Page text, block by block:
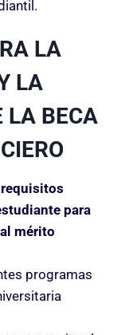
LA
LA
LA BECA
para
mérito
programas